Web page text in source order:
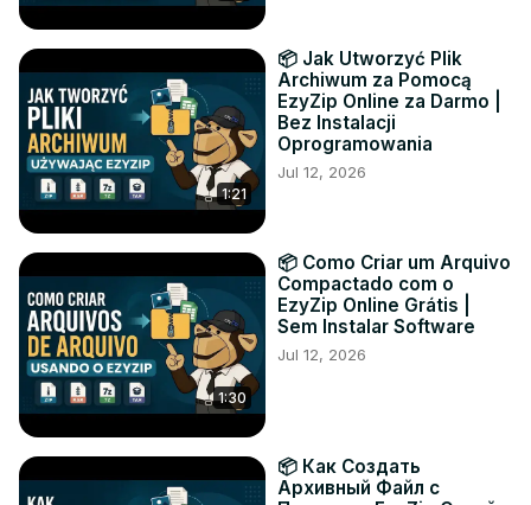
1:21
📦 Jak Utworzyć Plik
Archiwum za Pomocą
EzyZip Online za Darmo |
Bez Instalacji
Oprogramowania
Jul 12, 2026
1:30
📦 Como Criar um Arquivo
Compactado com o
EzyZip Online Grátis |
Sem Instalar Software
Jul 12, 2026
📦 Как Создать
Архивный Файл с